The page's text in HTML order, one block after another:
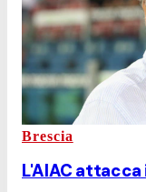
Brescia
L'AIAC